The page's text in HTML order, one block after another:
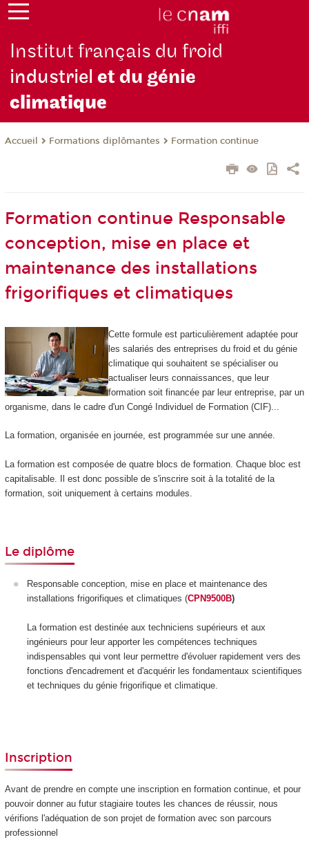
Institut français du froid
industrielet du génie
climatique
Accueil Formations diplômantes Formation continue
Formation continue Responsable
conception, mise en place et
maintenance des installations
frigorifiques et climatiques
Cette formule est particulièrement adaptée pour
les salariés des entreprises du froid et du génie
climatique qui souhaitent se spécialiser ou
actualiser leurs connaissances, que leur
formation soit financée par leur entreprise, par un
organisme, dans le cadre d'un Congé Individuel de Formation (CIF)...
La formation, organisée en journée, est programmée sur une année.
La formation est composée de quatre blocs de formation. Chaque bloc est
capitalisable. Il est donc possible de s'inscrire soit à la totalité de la
formation, soit uniquement à certains modules.
Le diplôme
Responsable conception, mise en place et maintenance des
installations frigorifiques et climatiques (CPN9500B)
La formation est destinée aux techniciens supérieurs et aux
ingénieurs pour leur apporter les compétences techniques
indispensables qui vont leur permettre d'évoluer rapidement vers des
fonctions d'encadrement et d'acquérir les fondamentaux scientifiques
et techniques du génie frigorifique et climatique.
Inscription
Avant de prendre en compte une inscription en formation continue, et pour
pouvoir donner au futur stagiaire toutes les chances de réussir, nous
vérifions l'adéquation de son projet de formation avec son parcours
professionnel